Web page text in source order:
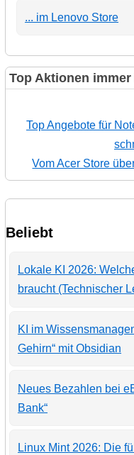
... im Lenovo Store
Top Aktionen
Top Angebote für
Vom Acer Store
Beliebt
Lokale KI 2026:
braucht (Technischer
KI im
Gehirn“ mit Obsidian
Neues Bezahlen bei
Bank“
Linux Mint 2026: Die